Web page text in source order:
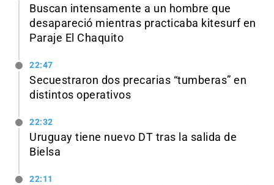
Buscan intensamente a un hombre que
desapareció mientras practicaba kitesurf en
Paraje El Chaquito
22:47
Secuestraron dos precarias “tumberas” en
distintos operativos
22:32
Uruguay tiene nuevo DT tras la salida de
Bielsa
22:11